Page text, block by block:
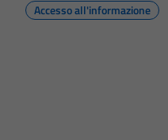
Accesso all'informazione